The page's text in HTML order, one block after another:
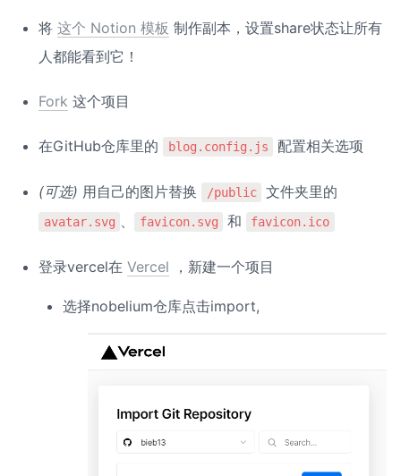
将 这个 Notion 模板 制作副本，设置share状态让所有
人都能看到它！
Fork 这个项目
在GitHub仓库里的 blog.config.js 配置相关选项
(可选) 用自己的图片替换 /public
avatar.svg 、 favicon.svg 和 favicon.ico
登录vercel在 Vercel ，新建一个项目
选择nobelium仓库点击import,